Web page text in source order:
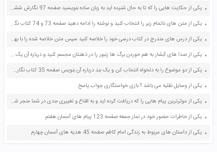
یکی از حکایت هایی را که تا به حال شنیده اید به زبان ساده بنویسید صفحه 97 نگارش ششم دبستان
یکی از متن های ناتمام زیر را انتخاب کنید و نوشته را ادامه دهید صفحه 73 و 74 کتاب نگارش فارسی پنجم دبستان
یکی از درس های مندرج در کتاب درسی خود را خلاصه کنید سپس متن خلاصه شده را با بهره گیری از روش های دسته بندی نمودار جدول نقشه مفهومی نشان دهید صفحه 118 نگارش یازدهم
یکی از صدا های آبشار به هم خوردن برگ ها زنبور را در ذهنتان مجسم کنید و درباره آن یک بند بنویسید صفحه 11 نگارش پنجم
یکی از دو موضوع را به دلخواه انتخاب کن و یک بند درباره آن بنویس صفحه 35 کتاب نگارش فارسی سوم
یکی از وسایل نقلیه می باشد ؟ بازی خواستگاری جواب پاسخ
یکی از موثرترین پیام هایی را که دریافت کرده اید و به اقناع و تغییری جدی در شما منجر شده است برسی کنید و علت این تاثیر گذاری قابل توجه را بنویسید صفحه 52 تفکر و سواد رسانه ای دهم
یکی از خاطرات حضور خود در نماز جمعه صفحه 123 پیام های آسمان هفتم
یکی از داستان های مربوط به زندگی امام کاظم صفحه 45 هدیه های آسمان چهارم